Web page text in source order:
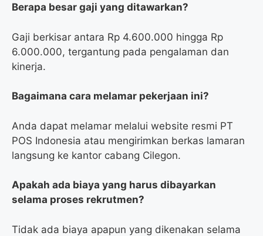
Berapa besar gaji yang ditawarkan?
Gaji berkisar antara Rp 4.600.000 hingga Rp
6.000.000, tergantung pada pengalaman dan
kinerja.
Bagaimana cara melamar pekerjaan ini?
Anda dapat melamar melalui website resmi PT
POS Indonesia atau mengirimkan berkas lamaran
langsung ke kantor cabang Cilegon.
Apakah ada biaya yang harus dibayarkan
selama proses rekrutmen?
Tidak ada biaya apapun yang dikenakan selama